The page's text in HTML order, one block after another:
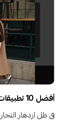
أفضل 10 تطبيقات للتسويق للمتاجر على منصة سلة
في ظل ازدهار